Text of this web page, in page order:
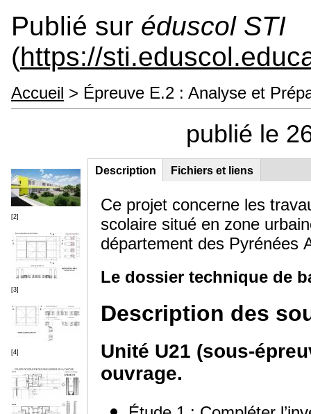
Publié sur éduscol STI
(https://
Accueil > Épreuve E.2 : Analyse et
publié le
[2]
[3]
[4]
Groupe principal
Description (onglet
actif)
Fichiers et liens
Ce projet concerne les
scolaire situé en zone
département des Pyrénées
Le dossier technique de
Description des
Unité U21 (sous-
ouvrage.